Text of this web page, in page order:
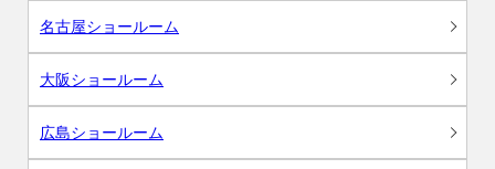
名古屋ショールーム
大阪ショールーム
広島ショールーム